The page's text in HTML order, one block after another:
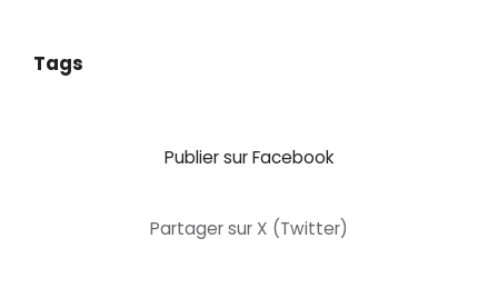
Tags
Publier sur Facebook
Partager sur X (Twitter)